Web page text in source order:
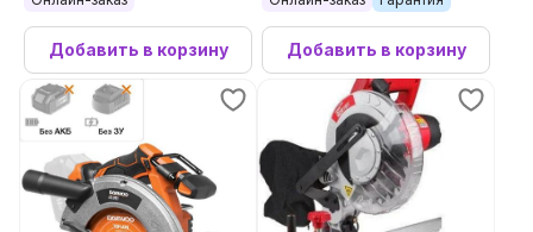
Добавить в корзину Добавить в корзину